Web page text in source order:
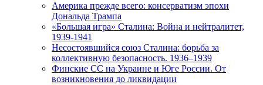
Америка прежде всего: консерватизм эпохи
Дональда Трампа
«Большая игра» Сталина: Война и нейтралитет,
1939-1941
Несостоявшийся союз Сталина: борьба за
коллективную безопасность. 1936–1939
Финские СС на Украине и Юге России. От
возникновения до ликвидации